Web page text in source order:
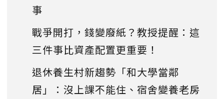
事
戰爭開打，錢變廢紙？教授提醒：這
三件事比資產配置更重要！
退休養生村新趨勢「和大學當鄰
居」：沒上課不能住、宿舍變養老房